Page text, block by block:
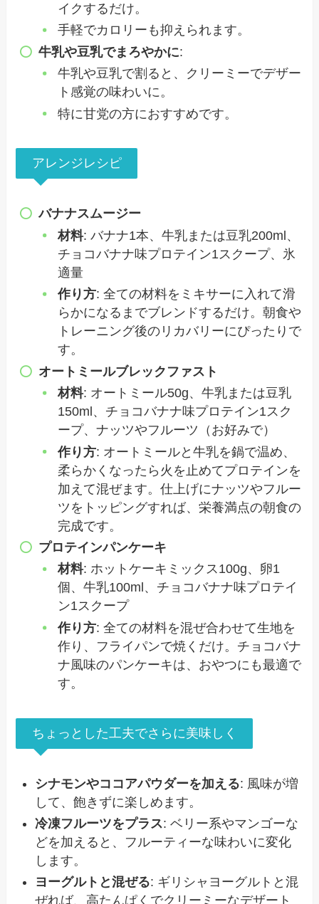
イクするだけ。
手軽でカロリーも抑えられます。
牛乳や豆乳でまろやかに:
牛乳や豆乳で割ると、クリーミーでデザー
ト感覚の味わいに。
特に甘党の方におすすめです。
アレンジレシピ
バナナスムージー
材料: バナナ1本、牛乳または豆乳200ml、
チョコバナナ味プロテイン1スクープ、氷
適量
作り方: 全ての材料をミキサーに入れて滑
らかになるまでブレンドするだけ。朝食や
トレーニング後のリカバリーにぴったりで
す。
オートミールブレックファスト
材料: オートミール50g、牛乳または豆乳
150ml、チョコバナナ味プロテイン1スク
ープ、ナッツやフルーツ（お好みで）
作り方: オートミールと牛乳を鍋で温め、
柔らかくなったら火を止めてプロテインを
加えて混ぜます。仕上げにナッツやフルー
ツをトッピングすれば、栄養満点の朝食の
完成です。
プロテインパンケーキ
材料: ホットケーキミックス100g、卵1
個、牛乳100ml、チョコバナナ味プロテイ
ン1スクープ
作り方: 全ての材料を混ぜ合わせて生地を
作り、フライパンで焼くだけ。チョコバナ
ナ風味のパンケーキは、おやつにも最適で
す。
ちょっとした工夫でさらに美味しく
シナモンやココアパウダーを加える: 風味が増
して、飽きずに楽しめます。
冷凍フルーツをプラス: ベリー系やマンゴーな
どを加えると、フルーティーな味わいに変化
します。
ヨーグルトと混ぜる: ギリシャヨーグルトと混
ぜれば、高たんぱくでクリーミーなデザート